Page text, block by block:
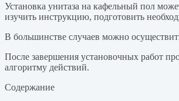
Установка унитаза на кафельный пол
изучить инструкцию, подготовить
В большинстве случаев можно
После завершения установочных работ
алгоритму действий.
Содержание